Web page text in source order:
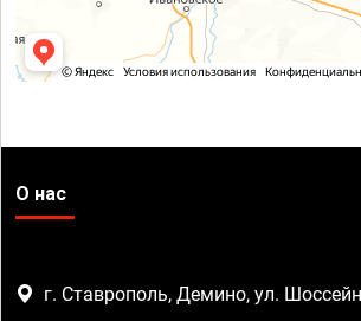
О нас
г. Ставрополь, Демино, ул.